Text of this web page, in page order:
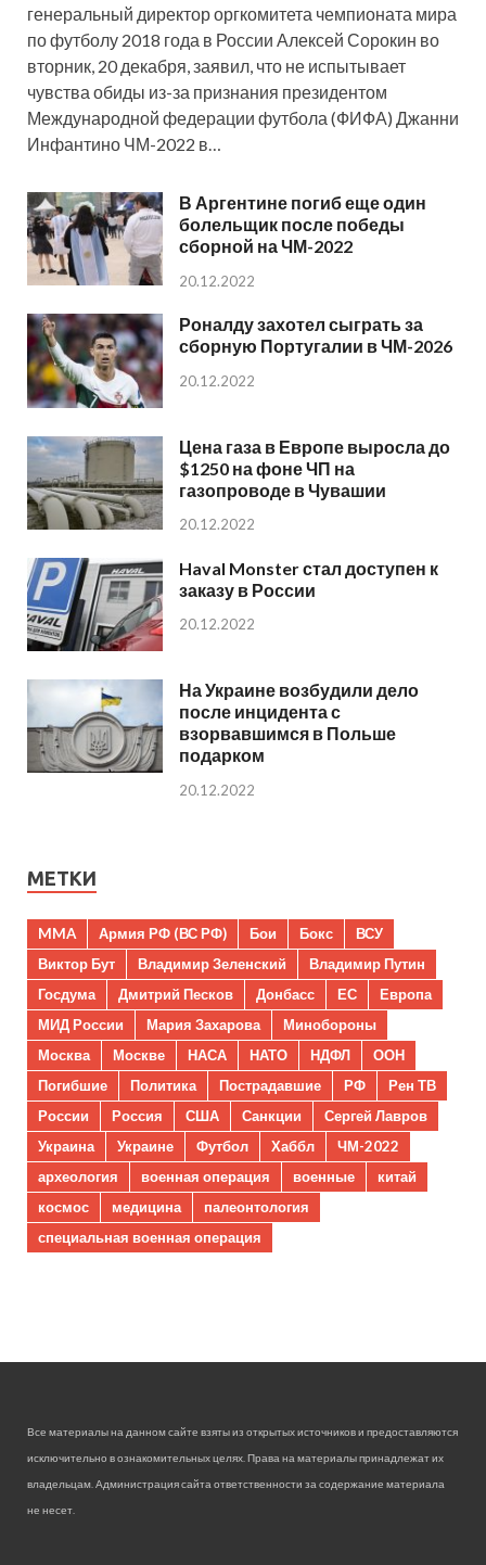
генеральный директор оргкомитета чемпионата мира
по футболу 2018 года в России Алексей Сорокин во
вторник, 20 декабря, заявил, что не испытывает
чувства обиды из-за признания президентом
Международной федерации футбола (ФИФА) Джанни
Инфантино ЧМ-2022 в…
В Аргентине погиб еще один
болельщик после победы
сборной на ЧМ-2022
20.12.2022
Роналду захотел сыграть за
сборную Португалии в ЧМ-2026
20.12.2022
Цена газа в Европе выросла до
$1250 на фоне ЧП на
газопроводе в Чувашии
20.12.2022
Haval Monster стал доступен к
заказу в России
20.12.2022
На Украине возбудили дело
после инцидента с
взорвавшимся в Польше
подарком
20.12.2022
МЕТКИ
MMA Армия РФ (ВС РФ) Бои Бокс
ВСУ
Виктор Бут
Владимир Зеленский
Владимир Путин
Госдума
Дмитрий Песков Донбасс ЕС
Европа
МИД России
Мария Захарова
Минобороны
Москва
Москве НАСА НАТО НДФЛ
ООН
Погибшие
Политика Пострадавшие РФ
Рен ТВ
России
Россия США Санкции
Сергей Лавров
Украина
Украине Футбол Хаббл
ЧМ-2022
археология
военная операция военные
китай
космос
медицина
палеонтология
специальная военная операция
Все материалы на данном сайте взяты из открытых источников и предоставляются
исключительно в ознакомительных целях. Права на материалы принадлежат их
владельцам. Администрация сайта ответственности за содержание материала
не несет.